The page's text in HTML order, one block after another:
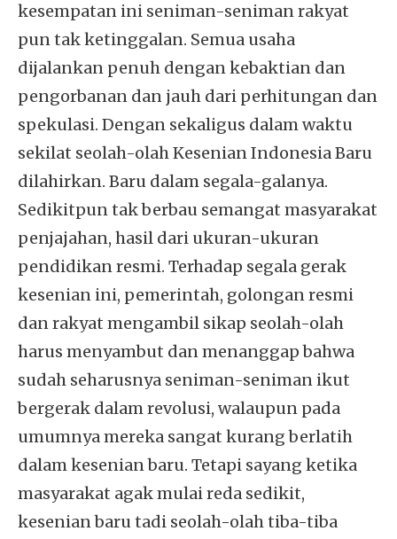
kesempatan ini seniman-seniman rakyat
pun tak ketinggalan. Semua usaha
dijalankan penuh dengan kebaktian dan
pengorbanan dan jauh dari perhitungan dan
spekulasi. Dengan sekaligus dalam waktu
sekilat seolah-olah Kesenian Indonesia Baru
dilahirkan. Baru dalam segala-galanya.
Sedikitpun tak berbau semangat masyarakat
penjajahan, hasil dari ukuran-ukuran
pendidikan resmi. Terhadap segala gerak
kesenian ini, pemerintah, golongan resmi
dan rakyat mengambil sikap seolah-olah
harus menyambut dan menanggap bahwa
sudah seharusnya seniman-seniman ikut
bergerak dalam revolusi, walaupun pada
umumnya mereka sangat kurang berlatih
dalam kesenian baru. Tetapi sayang ketika
masyarakat agak mulai reda sedikit,
kesenian baru tadi seolah-olah tiba-tiba